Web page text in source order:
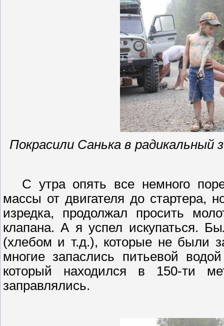
Покрасили Санька в
С утра опять все немного
массы от двигателя до стартера,
изредка, продолжал просить
клапана. А я успел искупаться.
(хлебом и т.д.), которые не были
многие запаслись питьевой
который находился в 150-ти
заправлялись.